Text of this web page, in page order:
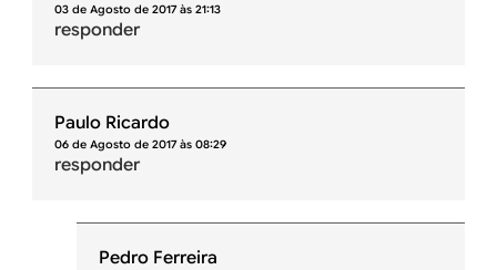
03 de Agosto de 2017 às 21:13
responder
Paulo Ricardo
06 de Agosto de 2017 às 08:29
responder
Pedro Ferreira